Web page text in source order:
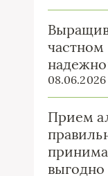
частном
08.06.2026
Прием
выгодно